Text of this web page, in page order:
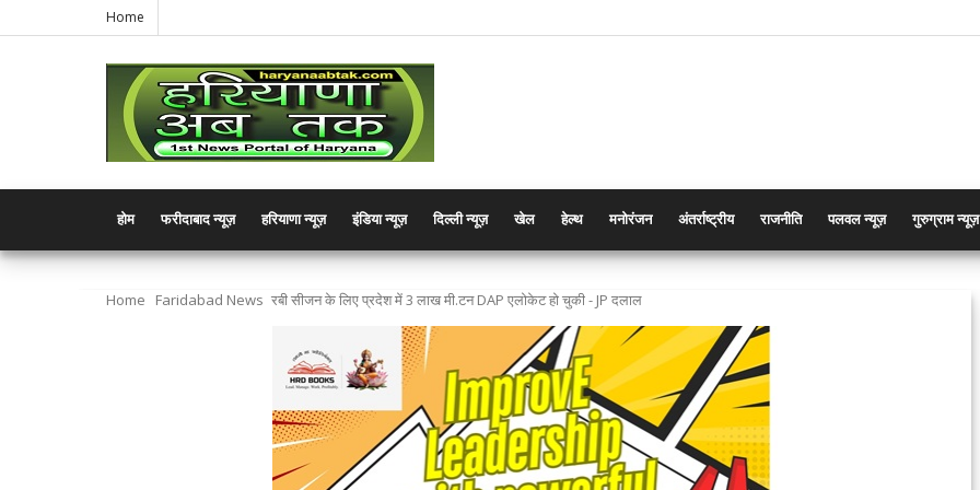
Home
होम फरीदाबाद न्यूज़ हरियाणा न्यूज़ इंडिया न्यूज़ दिल्ली न्यूज़ खेल हेल्थ मनोरंजन अंतर्राष्ट्रीय राजनीति पलवल न्यूज़ गुरुग्राम न्यूज़
Home Faridabad News रबी सीजन के लिए प्रदेश में 3 लाख मी.टन DAP एलोकेट हो चुकी - JP दलाल